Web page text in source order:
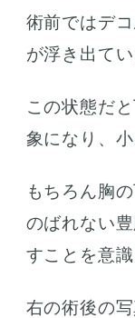
術前ではデ
が浮き出てい
この状態だ
象になり、
もちろん胸
のばれない
すことを意
右の術後の